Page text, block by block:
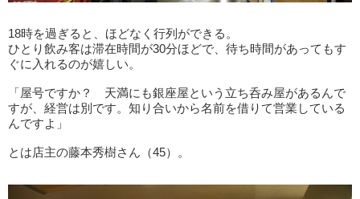
18時を過ぎると、ほどなく行列ができる。
ひとり飲み客は滞在時間が30分ほどで、待ち時間があってもす
ぐに入れるのが嬉しい。
「屋号ですか？ 天満にも銀座屋という立ち呑み屋があるんで
すが、経営は別です。知り合いから名前を借りて営業している
んですよ」
とは店主の藤本秀樹さん（45）。